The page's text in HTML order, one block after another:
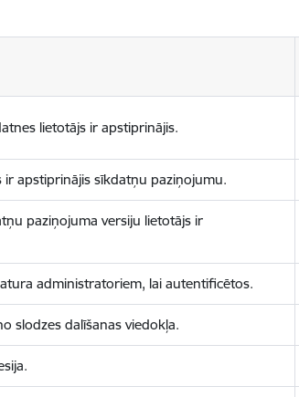
lietotājs ir apstiprinājis.
ir apstiprinājis sīkdatņu paziņojumu.
paziņojuma versiju lietotājs ir
administratoriem, lai autentificētos.
slodzes dalīšanas viedokļa.